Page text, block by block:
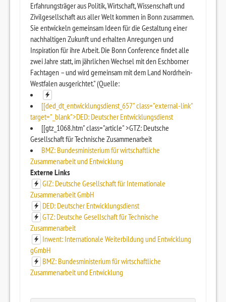
Erfahrungsträger aus Politik, Wirtschaft, Wissenschaft und
Zivilgesellschaft aus aller Welt kommen in Bonn zusammen.
Sie entwickeln gemeinsam Ideen für die Gestaltung einer
nachhaltigen Zukunft und erhalten Anregungen und
Inspiration für ihre Arbeit. Die Bonn Conference findet alle
zwei Jahre statt, im jährlichen Wechsel mit den Eschborner
Fachtagen – und wird gemeinsam mit dem Land Nordrhein-
Westfalen ausgerichtet." (Quelle:
[[ded_dt_entwicklungsdienst_657" class="external-link"
target="_blank">DED: Deutscher Entwicklungsdienst
[[gtz_1068.htm" class="article" >GTZ: Deutsche
Gesellschaft für Technische Zusammenarbeit
BMZ: Bundesministerium für wirtschaftliche
Zusammenarbeit und Entwicklung
Externe Links
GIZ: Deutsche Gesellschaft für Internationale
Zusammenarbeit GmbH
DED: Deutscher Entwicklungsdienst
GTZ: Deutsche Gesellschaft für Technische
Zusammenarbeit
Inwent: Internationale Weiterbildung und Entwicklung
gGmbH
BMZ: Bundesministerium für wirtschaftliche
Zusammenarbeit und Entwicklung